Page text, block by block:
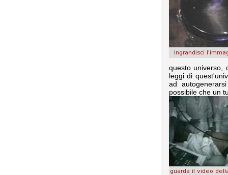
questo universo,
leggi di
ad
possibile che un